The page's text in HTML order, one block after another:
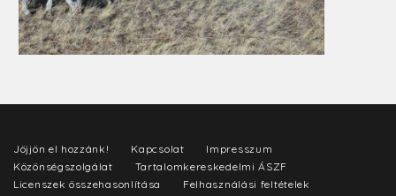
Jöjjön el hozzánk! Kapcsolat
Impresszum
Közönségszolgálat
Tartalomkereskedelmi ÁSZF
Licenszek összehasonlítása
Felhasználási feltételek